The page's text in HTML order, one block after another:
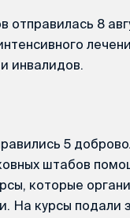
отправилась 8
инвалидов.
5
штабов
которые
На курсы подали